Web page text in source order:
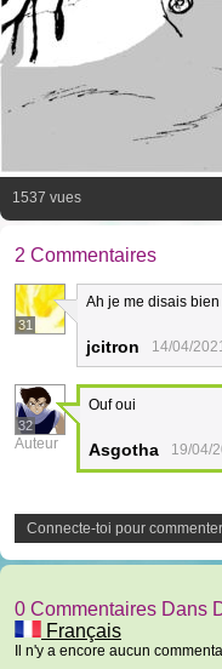
1537 vues
2 Commentaires
31
Ah je me disais
jcitron 14/04/
32
Auteur
Ouf oui
Asgotha 19/04/
Connecte-toi pour commenter
0 Commentaires Dans
Français
Il n'y a encore aucun